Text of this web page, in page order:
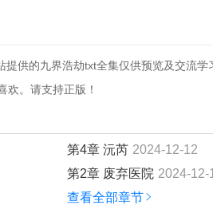
供的九界浩劫txt全集仅供预览及交流
欢。请支持正版！
第4章 沅芮 2024-12-12
第2章 废弃医院 2024-12-
查看全部章节